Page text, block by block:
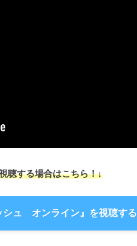
聴する場合はこちら！↓
シュ オンライン』を視聴する